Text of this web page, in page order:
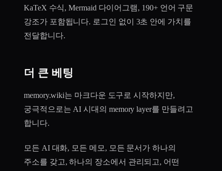
KaTeX 수식, Mermaid 다이어그램, 190+ 언어 구문
강조가 포함됩니다. 로그인 없이 3초 안에 가치를
전달합니다.
더 큰 베팅
memory.wiki는 마크다운 도구로 시작하지만,
궁극적으로는 AI 시대의 memory layer를 만들려고
합니다.
모든 AI 대화, 모든 메모, 모든 문서가 하나의
주소를 갖고, 하나의 장소에서 관리되고, 어떤